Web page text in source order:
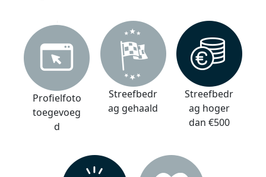
Profielfoto
toegevoeg
d
Streefbedr
ag gehaald
Streefbedr
ag hoger
dan €500